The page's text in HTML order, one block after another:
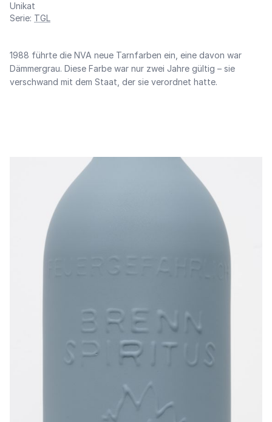
Unikat
Serie: TGL
1988 führte die NVA neue Tarnfarben ein, eine davon war
Dämmergrau. Diese Farbe war nur zwei Jahre gültig – sie
verschwand mit dem Staat, der sie verordnet hatte.